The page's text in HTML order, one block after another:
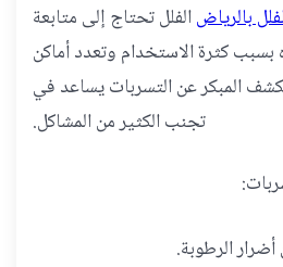
بالرياضالفلل تحتاج إلى متابعة
بسبب كثرة الاستخدام وتعدد أماكن
المبكر عن التسربات يساعد في
تجنب الكثير من المشاكل.
الرطوبة.